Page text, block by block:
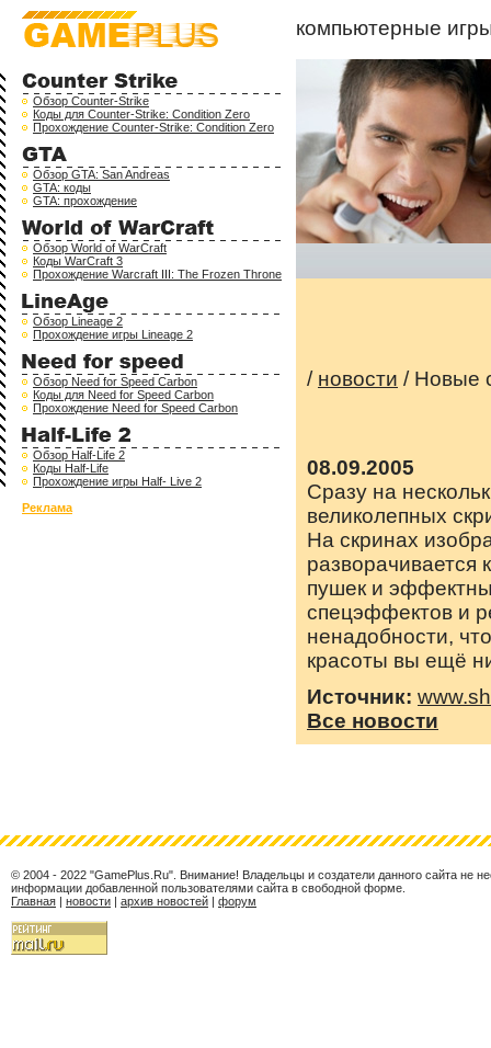
Обзор Counter-Strike
Коды для Counter-Strike: Condition Zero
Прохождение Counter-Strike: Condition Zero
Обзор GTA: San Andreas
GTA: коды
GTA: прохождение
Обзор World of WarCraft
Коды WarCraft 3
Прохождение Warcraft III: The Frozen Throne
Обзор Lineage 2
Прохождение игры Lineage 2
Обзор Need for Speed Carbon
Коды для Need for Speed Carbon
Прохождение Need for Speed Carbon
Обзор Half-Life 2
Коды Half-Life
Прохождение игры Half- Live 2
Реклама
компьютерные
/ новости / Новые
08.09.2005
Сразу на
великолепных
На скринах
разворачивается
пушек и
спецэффектов и
ненадобности,
красоты вы ещё
Источник:
Все новости
© 2004 - 2022 "GamePlus.Ru". Внимание! Владельцы и создатели данного сайта не
информации добавленной пользователями сайта в свободной форме.
Главная | новости | архив новостей | форум